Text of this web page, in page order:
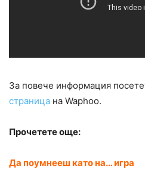
За повече информация
страница на Waphoo.
Прочетете още:
Да поумнееш като на… игра